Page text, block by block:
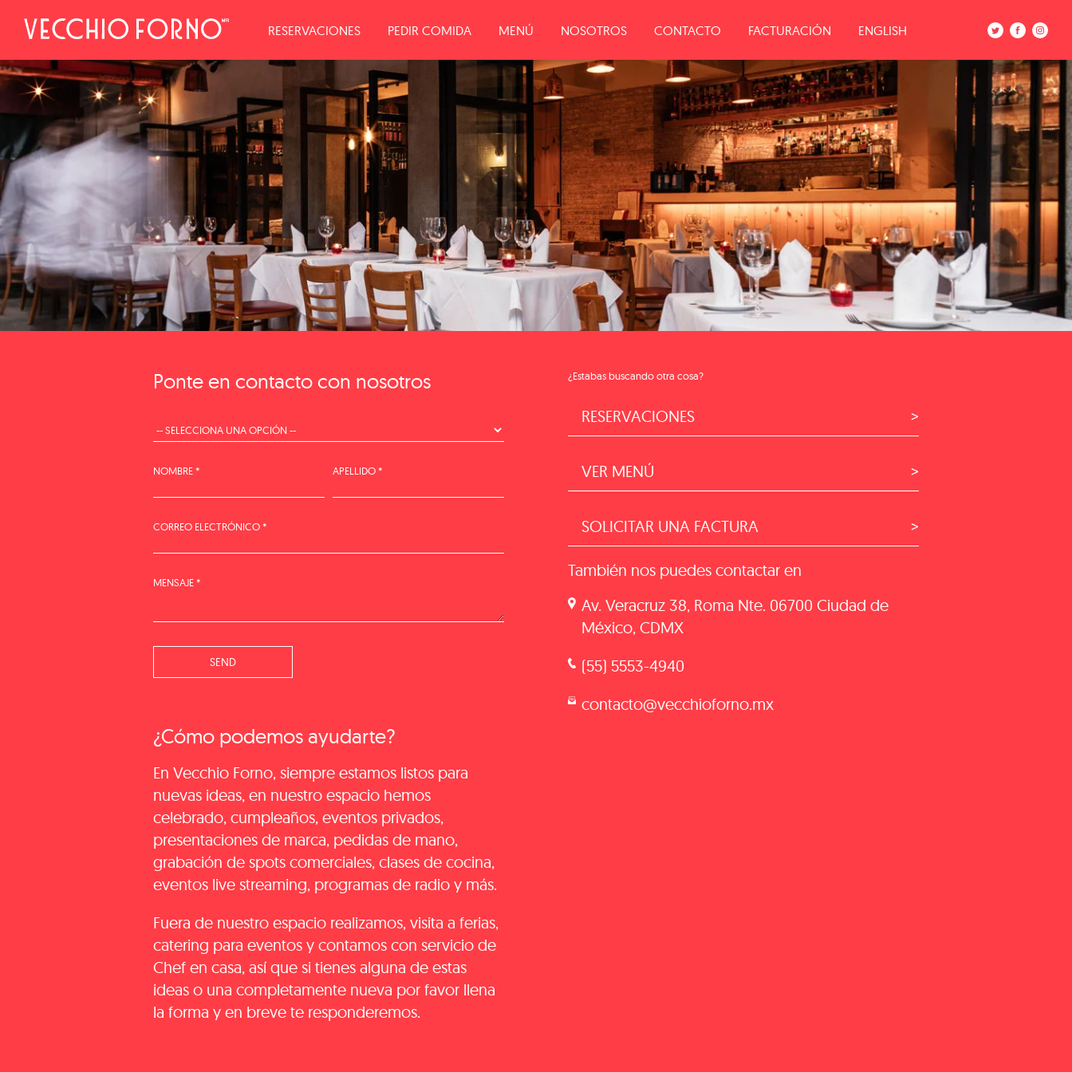
RESERVACIONES PEDIR COMIDA MENÚ NOSOTROS CONTACTO FACTURACIÓN ENGLISH
Ponte en contacto con nosotros
NOMBRE * APELLIDO *
CORREO ELECTRÓNICO *
MENSAJE *
¿Cómo podemos ayudarte?
En Vecchio Forno, siempre estamos listos para
nuevas ideas, en nuestro espacio hemos
celebrado, cumpleaños, eventos privados,
presentaciones de marca, pedidas de mano,
grabación de spots comerciales, clases de cocina,
eventos live streaming, programas de radio y más.
Fuera de nuestro espacio realizamos, visita a ferias,
catering para eventos y contamos con servicio de
Chef en casa, así que si tienes alguna de estas
ideas o una completamente nueva por favor llena
la forma y en breve te responderemos.
¿Estabas buscando otra cosa?
RESERVACIONES
VER MENÚ
SOLICITAR UNA FACTURA
También nos puedes contactar en
Av. Veracruz 38, Roma Nte. 06700 Ciudad de
México, CDMX
(55) 5553-4940
contacto@vecchioforno.mx